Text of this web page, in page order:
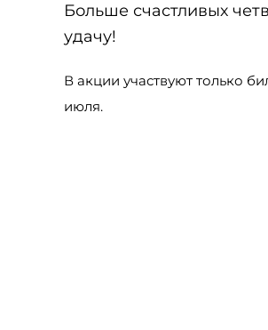
Больше счастливых
удачу!
В акции участвуют только
июля.